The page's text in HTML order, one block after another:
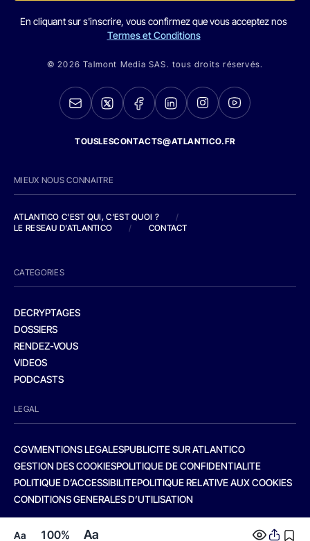
Aa 100% Aa
En cliquant sur s'inscrire, vous confirmez que vous acceptez nos
Termes et Conditions
© 2026 Talmont Media SAS. tous droits réservés.
TOUSLESCONTACTS@ATLANTICO.FR
MIEUX NOUS CONNAITRE
ATLANTICO C'EST QUI, C'EST QUOI ?
/
LE RESEAU D'ATLANTICO
/ CONTACT
CATEGORIES
DECRYPTAGES
DOSSIERS
RENDEZ-VOUS
VIDEOS
PODCASTS
LEGAL
CGVMENTIONS LEGALESPUBLICITE SUR ATLANTICO
GESTION DES COOKIESPOLITIQUE DE CONFIDENTIALITE
POLITIQUE D’ACCESSIBILITEPOLITIQUE RELATIVE AUX COOKIES
CONDITIONS GENERALES D’UTILISATION